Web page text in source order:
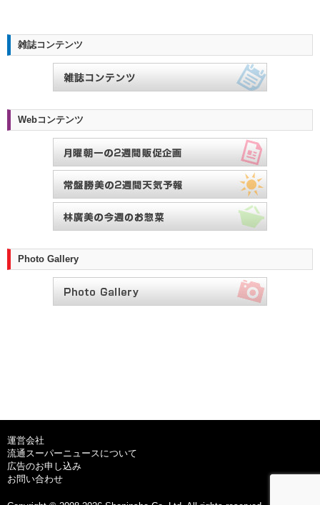
雑誌コンテンツ
Webコンテンツ
Photo Gallery
運営会社
流通スーパーニュースについて
広告のお申し込み
お問い合わせ